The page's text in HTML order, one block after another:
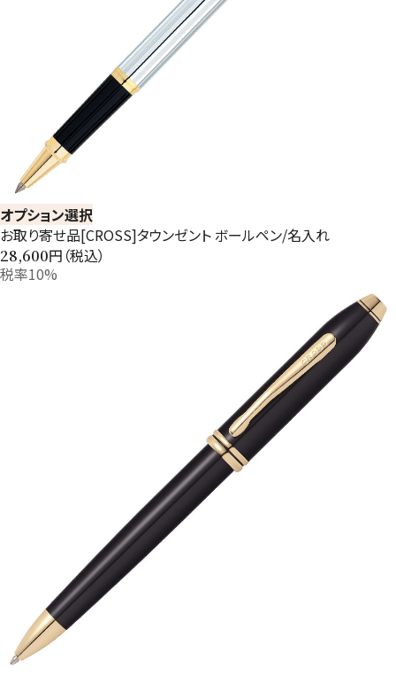
オプション選択
お取り寄せ品[CROSS]タウンゼント ボールペン/名入れ
28,600円（税込）
税率10%